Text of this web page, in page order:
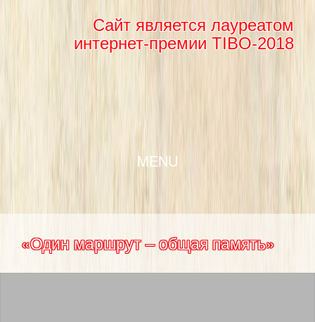
Сайт является лауреатом
интернет-премии TIBO-2018
MENU
«Один маршрут – общая память»